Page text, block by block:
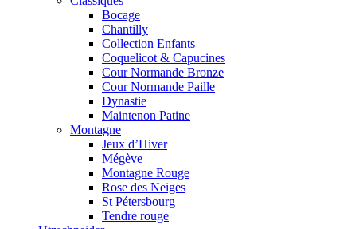
Bocage
Chantilly
Collection Enfants
Coquelicot & Capucines
Cour Normande Bronze
Cour Normande Paille
Dynastie
Maintenon Patine
Montagne
Jeux d’Hiver
Mégève
Montagne Rouge
Rose des Neiges
St Pétersbourg
Tendre rouge